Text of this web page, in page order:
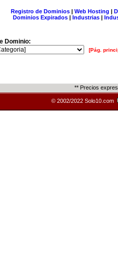
Registro de Dominios| Web Hosting |
Dominios Expirados | Industrias |
Dominio:
[Pág.
** Precios
© 2002/2022 Solo10.com